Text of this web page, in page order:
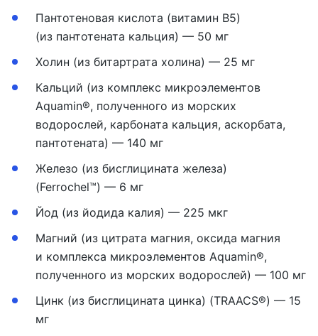
Пантотеновая кислота (витамин B5)
(из пантотената кальция) — 50 мг
Холин (из битартрата холина) — 25 мг
Кальций (из комплекс микроэлементов
Aquamin®, полученного из морских
водорослей, карбоната кальция, аскорбата,
пантотената) — 140 мг
Железо (из бисглицината железа)
(Ferrochel™) — 6 мг
Йод (из йодида калия) — 225 мкг
Магний (из цитрата магния, оксида магния
и комплекса микроэлементов Aquamin®,
полученного из морских водорослей) — 100 мг
Цинк (из бисглицината цинка) (TRAACS®) — 15
мг